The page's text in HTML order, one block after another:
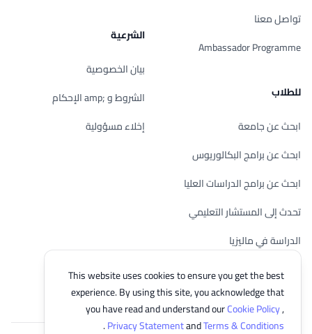
This website uses cookies to ensure you get the best
experience. By using this site, you acknowledge that
you have read and understand ourCookie Policy,
Privacy StatementandTerms & Conditions
.
تواصل معنا
Ambassador Programme
للطلاب
ابحث عن جامعة
ابحث عن برامج البكالوريوس
ابحث عن برامج الدراسات العليا
تحدث إلى المستشار التعليمي
الدراسة في ماليزيا
تحقق من أهليتك
الشرعية
بيان الخصوصية
الشروط و ;amp الإحكام
إخلاء مسؤولية